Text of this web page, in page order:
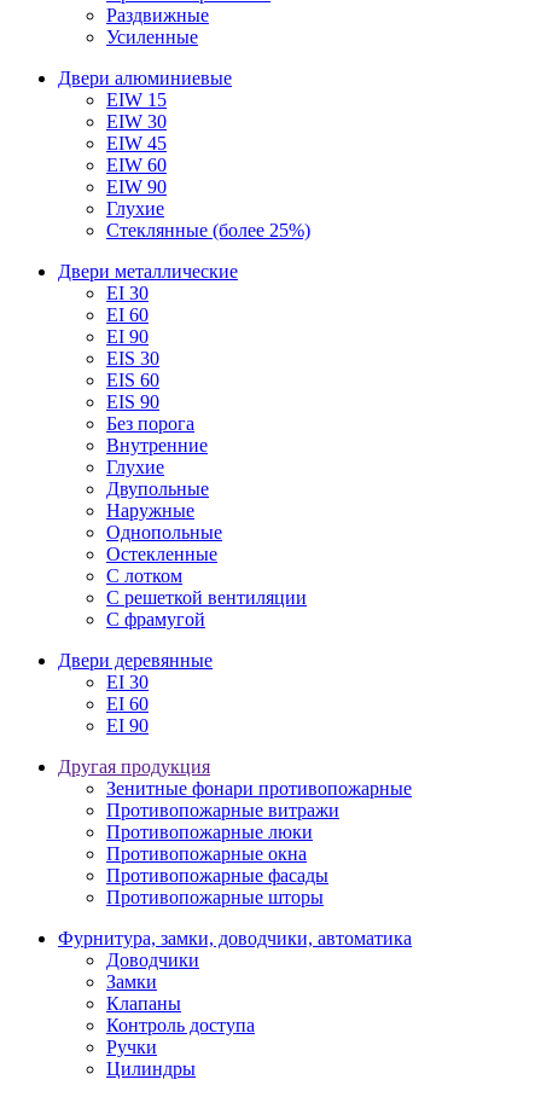
Раздвижные
Усиленные
Двери алюминиевые
EIW 15
EIW 30
EIW 45
EIW 60
EIW 90
Глухие
Стеклянные (более 25%)
Двери металлические
EI 30
EI 60
EI 90
EIS 30
EIS 60
EIS 90
Без порога
Внутренние
Глухие
Двупольные
Наружные
Однопольные
Остекленные
С лотком
С решеткой вентиляции
С фрамугой
Двери деревянные
EI 30
EI 60
EI 90
Другая продукция
Зенитные фонари противопожарные
Противопожарные витражи
Противопожарные люки
Противопожарные окна
Противопожарные фасады
Противопожарные шторы
Фурнитура, замки, доводчики, автоматика
Доводчики
Замки
Клапаны
Контроль доступа
Ручки
Цилиндры